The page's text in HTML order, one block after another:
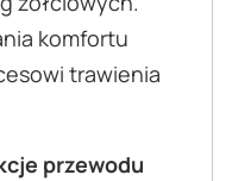
komfortu
trawienia
przewodu